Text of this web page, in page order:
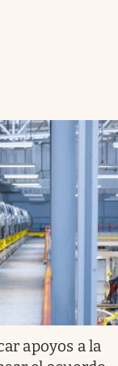
apoyos a la